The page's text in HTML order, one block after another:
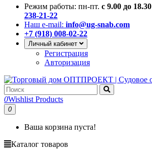
Режим работы: пн-пт. с 9.00 до 18.30
238-21-22
Наш e-mail: info@ug-snab.com
+7 (918) 008-02-22
Личный кабинет
Регистрация
Авторизация
0Wishlist Products
0
Ваша корзина пуста!
Каталог товаров